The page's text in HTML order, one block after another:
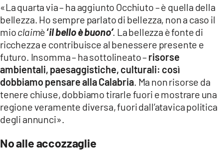
«La quarta via – ha aggiunto Occhiuto – è quella della
bellezza. Ho sempre parlato di bellezza, non a caso il
mioclaimè‘il bello è buono’. La bellezza è fonte di
ricchezza e contribuisce al benessere presente e
futuro. Insomma – ha sottolineato –risorse
ambientali, paesaggistiche, culturali: così
dobbiamo pensare alla Calabria . Ma non risorse da
tenere chiuse, dobbiamo tirarle fuori e mostrare una
regione veramente diversa, fuori dall’atavica politica
degli annunci».
No alle accozzaglie